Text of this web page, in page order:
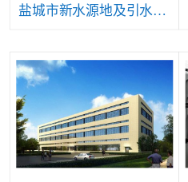
盐城市新水源地及引水工程自控仪表及安防等系统项目